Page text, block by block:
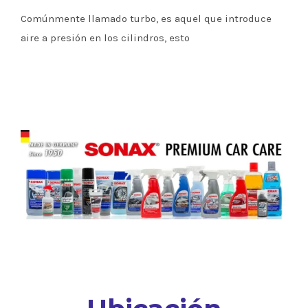
Comúnmente llamado turbo, es aquel que introduce
aire a presión en los cilindros, esto